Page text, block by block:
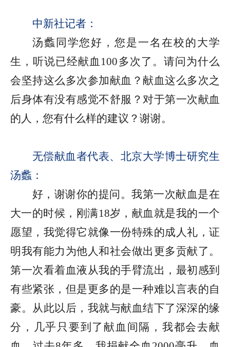
中新社记者：
汤蠡同学您好，您是一名在校的大学
生，听说已经献血100多次了。请问为什么
会坚持这么多次参加献血？献血这么多次之
后身体有没有感觉不舒服？对于第一次献血
的人，您有什么样的建议？谢谢。
无偿献血者代表、北京大学博士研究生
汤蠡：
好，谢谢你的提问。我第一次献血是在
大一的时候，刚满18岁，献血就是我的一个
愿望，我觉得它就像一份特殊的成人礼，证
明我有能力为他人和社会做出更多贡献了。
第一次看着血液从我的手臂流出，最初感到
有些紧张，但是更多的是一种难以言表的自
豪。从此以后，我就与献血结下了深深的缘
分，几乎只要到了献血间隔，我都会去献